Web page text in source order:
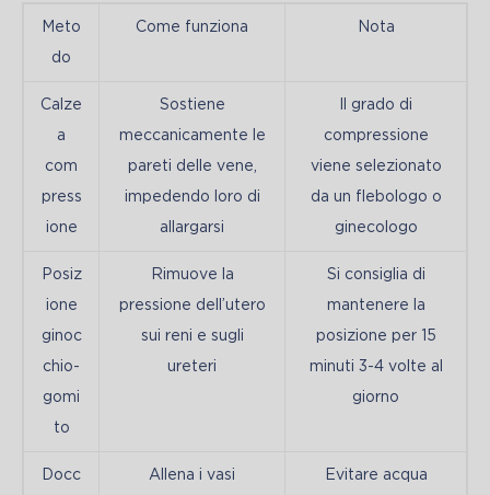
Meto
do
Come funziona Nota
Calze
a
com
press
ione
Sostiene
meccanicamente le
pareti delle vene,
impedendo loro di
allargarsi
Il grado di
compressione
viene selezionato
da un flebologo o
ginecologo
Posiz
ione
ginoc
chio-
gomi
to
Rimuove la
pressione dell’utero
sui reni e sugli
ureteri
Si consiglia di
mantenere la
posizione per 15
minuti 3-4 volte al
giorno
Docc Allena i vasi Evitare acqua